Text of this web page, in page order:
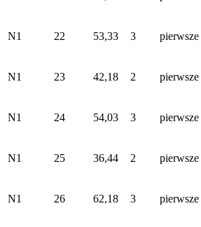
N1 22 53,33 3 pierwsze
N1 23 42,18 2 pierwsze
N1 24 54,03 3 pierwsze
N1 25 36,44 2 pierwsze
N1 26 62,18 3 pierwsze